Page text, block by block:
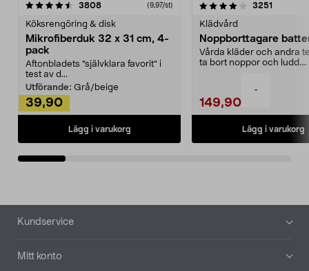
-
3808recensioner (9,97/st)
Köksrengöring & disk
Mikrofiberduk 32 x 31 cm, 4-
pack
Aftonbladets "självklara favorit” i
test av d...
Utförande: Grå/beige
39,90
Lägg i varukorg
4.0av 5 stjärnor 3251
Klädvård
Noppborttagare
Vårda kläder och andra
ta bort noppor och ludd.
149,90
Lägg i varukorg
4.5av 5 stjärnor
Sidfot
Kundservice
Mitt konto